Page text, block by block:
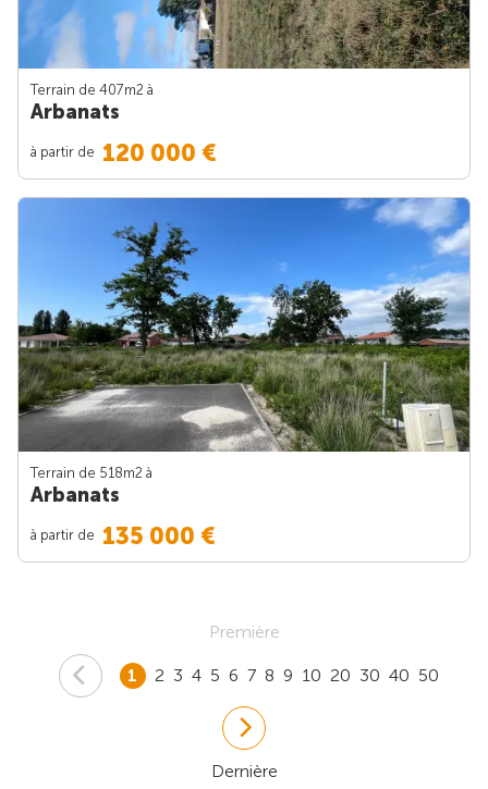
Terrain de 407m2 à
Arbanats
à partir de 120 000 €
Terrain de 518m2 à
Arbanats
à partir de 135 000 €
Première
1 2 3 4 5 6 7 8 9 10 20 30 40 50
Dernière